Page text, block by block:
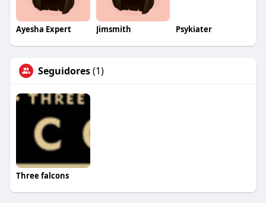
Ayesha Expert Jimsmith Psykiater
Seguidores(1)
Three falcons